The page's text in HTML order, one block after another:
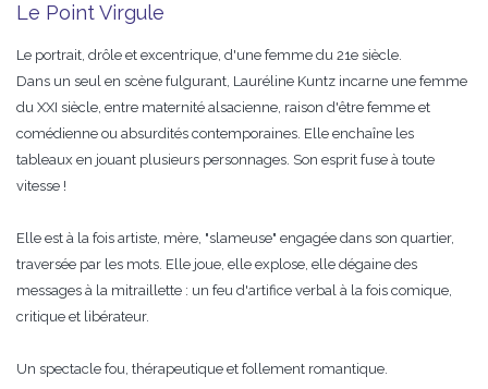
Le Point Virgule
Le portrait, drôle et excentrique, d'une femme du 21e siècle.
Dans un seul en scène fulgurant, Lauréline Kuntz incarne une femme
du XXI siècle, entre maternité alsacienne, raison d'être femme et
comédienne ou absurdités contemporaines. Elle enchaîne les
tableaux en jouant plusieurs personnages. Son esprit fuse à toute
vitesse !
Elle est à la fois artiste, mère, "slameuse" engagée dans son quartier,
traversée par les mots. Elle joue, elle explose, elle dégaine des
messages à la mitraillette : un feu d'artifice verbal à la fois comique,
critique et libérateur.
Un spectacle fou, thérapeutique et follement romantique.